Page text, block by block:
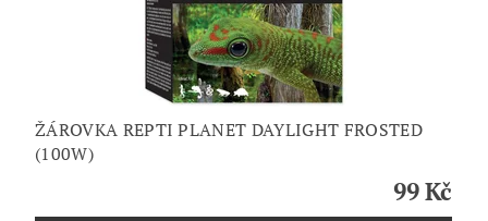
ŽÁROVKA REPTI PLANET DAYLIGHT FROSTED
(100W)
99 Kč